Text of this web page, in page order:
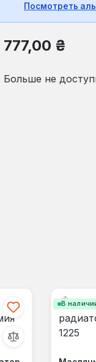
Посмотреть
цена:
777,00 ₴
Больше не
В